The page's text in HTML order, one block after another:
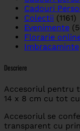
Cadouri
Colectii (1161)
Evenimente
Florarie
Imbracaminte
Descriere
Accesoriul pentru
14 x 8 cm cu tot
Accesoriul se
transparent cu